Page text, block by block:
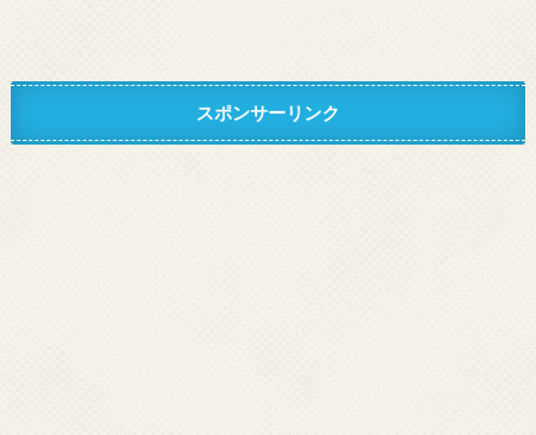
スポンサーリンク